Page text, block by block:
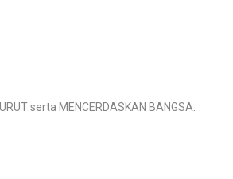
serta MENCERDASKAN BANGSA.